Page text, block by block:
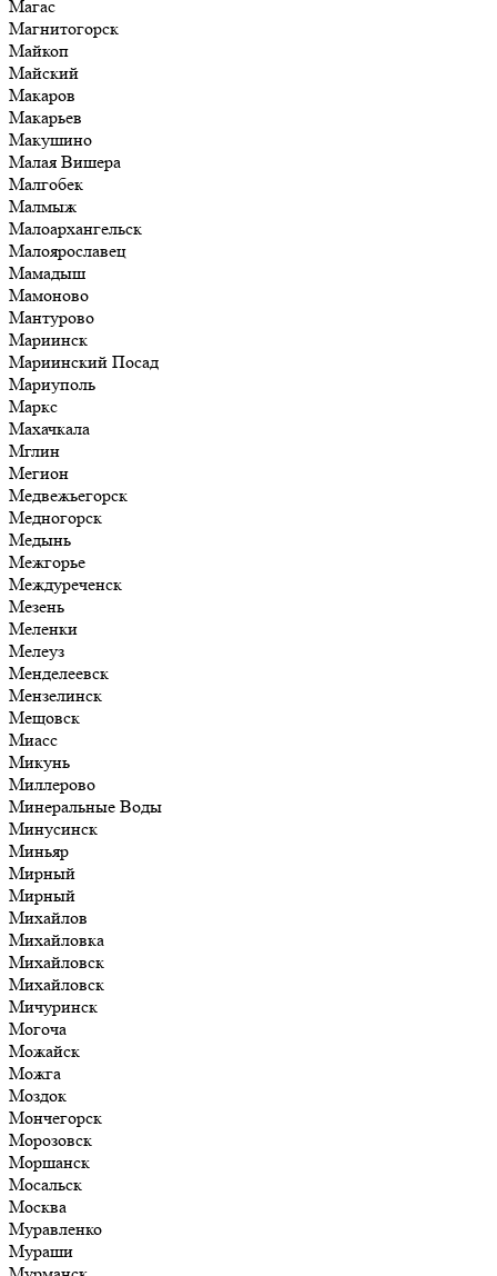
Магас
Магнитогорск
Майкоп
Майский
Макаров
Макарьев
Макушино
Малая Вишера
Малгобек
Малмыж
Малоархангельск
Малоярославец
Мамадыш
Мамоново
Мантурово
Мариинск
Мариинский Посад
Мариуполь
Маркс
Махачкала
Мглин
Мегион
Медвежьегорск
Медногорск
Медынь
Межгорье
Междуреченск
Мезень
Меленки
Мелеуз
Менделеевск
Мензелинск
Мещовск
Миасс
Микунь
Миллерово
Минеральные Воды
Минусинск
Миньяр
Мирный
Мирный
Михайлов
Михайловка
Михайловск
Михайловск
Мичуринск
Могоча
Можайск
Можга
Моздок
Мончегорск
Морозовск
Моршанск
Мосальск
Москва
Муравленко
Мураши